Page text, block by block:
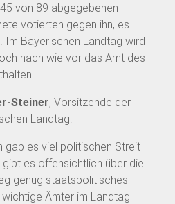
von 89 abgegebenen
votierten gegen ihn, es
Im Bayerischen Landtag wird
nach wie vor das Amt des
Steiner, Vorsitzende der
Landtag:
gab es viel politischen Streit
gibt es offensichtlich über die
genug staatspolitisches
Ämter im Landtag